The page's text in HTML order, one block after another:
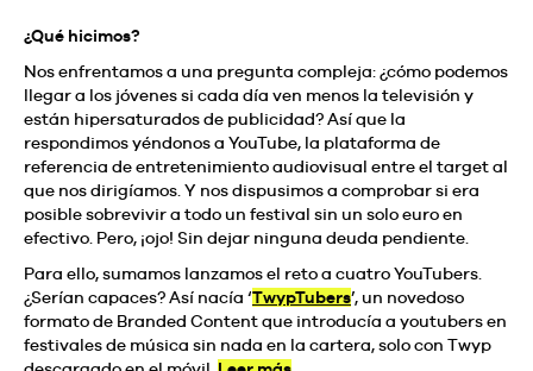
¿Qué hicimos?
Nos enfrentamos a una pregunta compleja: ¿cómo podemos
llegar a los jóvenes si cada día ven menos la televisión y
están hipersaturados de publicidad? Así que la
respondimos yéndonos a YouTube, la plataforma de
referencia de entretenimiento audiovisual entre el target al
que nos dirigíamos. Y nos dispusimos a comprobar si era
posible sobrevivir a todo un festival sin un solo euro en
efectivo. Pero, ¡ojo! Sin dejar ninguna deuda pendiente.
Para ello, sumamos lanzamos el reto a cuatro YouTubers.
¿Serían capaces? Así nacía ‘TwypTubers’, un novedoso
formato de Branded Content que introducía a youtubers en
festivales de música sin nada en la cartera, solo con Twyp